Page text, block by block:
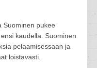
Suominen pukee
kaudella. Suominen
pelaamisessaan ja
loistavasti.